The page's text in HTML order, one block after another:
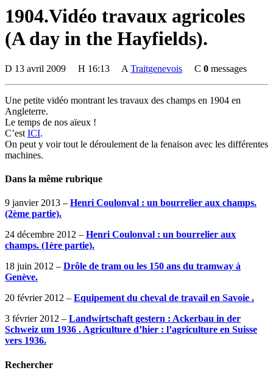
1904.Vidéo travaux agricoles
(A day in the Hayfields).
D 13 avril 2009 H 16:13 A Traitgenevois C 0 messages
Une petite vidéo montrant les travaux des champs en 1904 en
Angleterre.
Le temps de nos aïeux !
C’est ICI.
On peut y voir tout le déroulement de la fenaison avec les différentes
machines.
Dans la même rubrique
9 janvier 2013 – Henri Coulonval : un bourrelier aux champs.
(2ème partie).
24 décembre 2012 – Henri Coulonval : un bourrelier aux
champs. (1ère partie).
18 juin 2012 – Drôle de tram ou les 150 ans du tramway à
Genève.
20 février 2012 – Equipement du cheval de travail en Savoie .
3 février 2012 – Landwirtschaft gestern : Ackerbau in der
Schweiz um 1936 . Agriculture d’hier : l’agriculture en Suisse
vers 1936.
Rechercher